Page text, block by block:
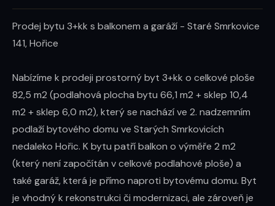
Prodej bytu 3+kk s balkonem a garáží - Staré Smrkovice
141, Hořice
Nabízíme k prodeji prostorný byt 3+kk o celkové ploše
82,5 m2 (podlahová plocha bytu 66,1 m2 + sklep 10,4
m2 + sklep 6,0 m2), který se nachází ve 2. nadzemním
podlaží bytového domu ve Starých Smrkovicích
nedaleko Hořic. K bytu patří balkon o výměře 2 m2
(který není započítán v celkové podlahové ploše) a
také garáž, která je přímo naproti bytovému domu. Byt
je vhodný k rekonstrukci či modernizaci, ale zároveň je